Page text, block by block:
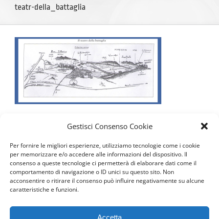
Gestisci Consenso Cookie
Per fornire le migliori esperienze, utilizziamo tecnologie come i cookie
per memorizzare e/o accedere alle informazioni del dispositivo. Il
consenso a queste tecnologie ci permetterà di elaborare dati come il
comportamento di navigazione o ID unici su questo sito. Non
acconsentire o ritirare il consenso può influire negativamente su alcune
caratteristiche e funzioni.
Accetta
teatr-della_battaglia
Seguici sui Social